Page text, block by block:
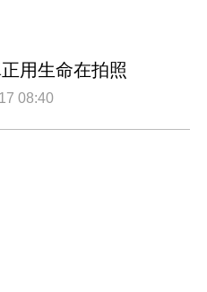
用生命在拍照
08:40